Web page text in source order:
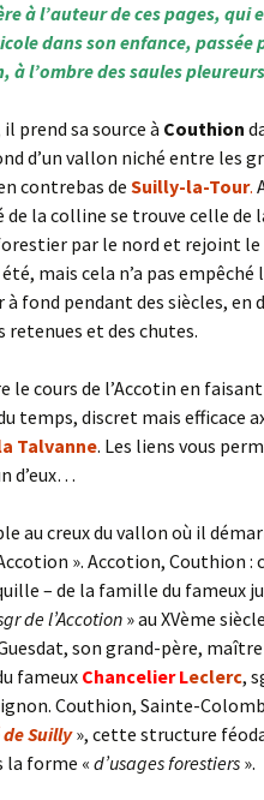
à l’auteur de ces pages, qui
dans son enfance, passée
l’ombre des saules
prend sa source à Couthion
d’un vallon niché entre les
contrebas deSuilly-la-Tour.
de la colline se trouve celle de
par le nord et rejoint le
mais cela n’a pas empêché
fond pendant des siècles,
et des chutes.
le cours de l’Accotin en
temps, discret mais efficace
Talvanne. Les liens vous
d’eux…
au creux du vallon où il
». Accotion, Couthion :
– de la famille du fameux
de l’Accotion» au XVème
son grand-père,
fameux ChancelierLeclerc,
Couthion, Sainte-
Suilly», cette structure
la forme «d’usages forestiers ».